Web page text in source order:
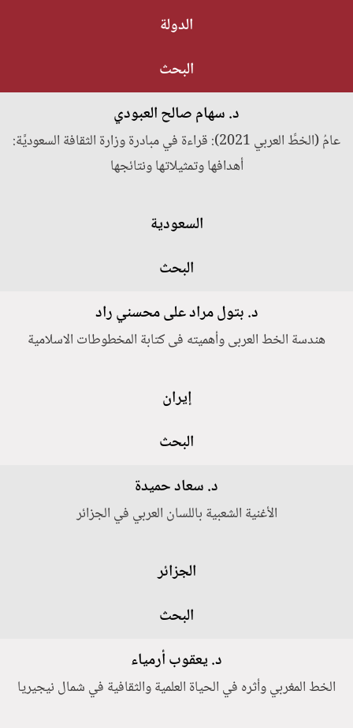
الدولة
البحث
د. سهام صالح العبودي
عامُ (الخطِّ العربي 2021): قراءة في مبادرة وزارة الثقافة السعوديَّة:
أهدافها وتمثيلاتها ونتائجها
السعودية
البحث
د. بتول مراد علی محسني راد
هندسة الخط العربی وأهمیته فی کتابة المخطوطات الاسلامیة
إيران
البحث
د. سعاد حميدة
الأغنية الشعبية باللسان العربي في الجزائر
الجزائر
البحث
د. يعقوب أرمياء
الخط المغربي وأثره في الحياة العلمية والثقافية في شمال نيجيريا